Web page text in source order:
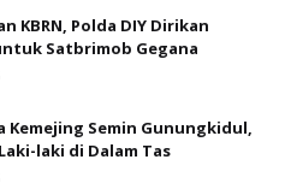
KBRN, Polda DIY Dirikan
Satbrimob Gegana
Kemejing Semin Gunungkidul,
laki di Dalam Tas